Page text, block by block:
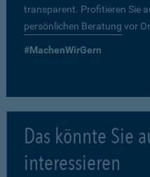
transparent. Profitieren Sie
persönlichen Beratung vor
#MachenWirGern
Das könnte Sie
interessieren